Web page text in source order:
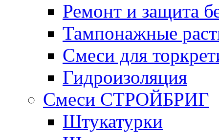
Ремонт и защита
Тампонажные
Смеси для
Гидроизоляция
Смеси СТРОЙБРИГ
Штукатурки